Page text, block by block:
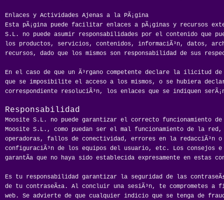
Enlaces y Actividades Ajenas a la PÃ¡gina
Esta pÃ¡gina puede facilitar enlaces a pÃ¡ginas y recursos
S.L. no puede asumir responsabilidades por el contenido que
los productos, servicios, contenidos, informaciÃ³n, datos,
recursos, dado que los mismos son responsabilidad de sus
En el caso de que un Ã³rgano competente declare la ilicitud
que se imposibilite el acceso a los mismos, o se hubiera
correspondiente resoluciÃ³n, los enlaces que se indiquen
Responsabilidad
Moosite S.L. no puede garantizar el correcto funcionamiento
Moosite S.L., como puedan ser el mal funcionamiento de la
operadoras, fallos de conectividad, errores en la redacciÃ³n
configuraciÃ³n de los equipos del usuario, etc. Los consejos
garantÃ­a que no haya sido establecida expresamente en estas
Es tu responsabilidad garantizar la seguridad de las
de tu contraseÃ±a. Al concluir una sesiÃ³n, te comprometes
web. Se advierte de que cualquier indicio que se tenga de